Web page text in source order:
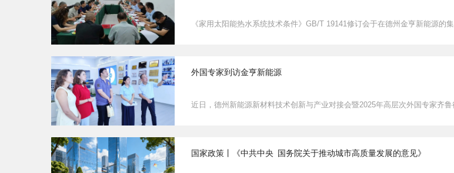
《家用太阳能热水系统技术条件》GB/T 19141修订会于在德州金亨新能源的
外国专家到访金亨新能源
近日，德州新能源新材料技术创新与产业对接会暨2025年高层次外国专家齐
国家政策丨《中共中央 国务院关于推动城市高质量发展的意见》